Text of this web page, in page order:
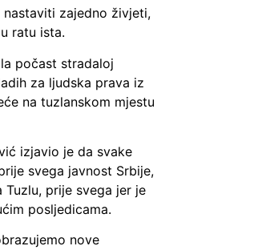
zajedno živjeti,
ratu ista.
počast stradaloj
za ljudska prava iz
na tuzlanskom mjestu
izjavio je da svake
svega javnost Srbije,
prije svega jer je
posljedicama.
nove